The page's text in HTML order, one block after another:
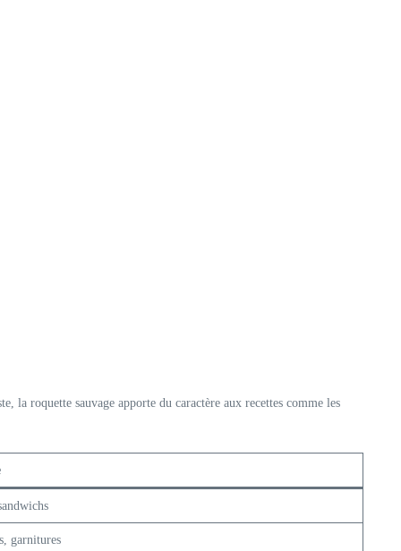
la roquette sauvage apporte du caractère aux recettes comme les
garnitures